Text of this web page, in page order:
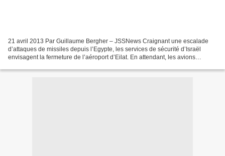
21 avril 2013 Par Guillaume Bergher – JSSNews Craignant une escalade
d’attaques de missiles depuis l’Egypte, les services de sécurité d’Israël
envisagent la fermeture de l’aéroport d’Eilat. En attendant, les avions